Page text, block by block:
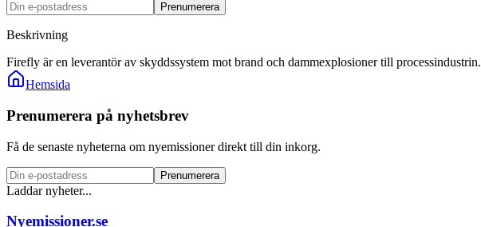
Prenumerera
Beskrivning
Firefly är en leverantör av skyddssystem mot brand och dammexplosioner till processindustrin.
Hemsida
Prenumerera på nyhetsbrev
Få de senaste nyheterna om nyemissioner direkt till din inkorg.
Prenumerera
Laddar nyheter...
Nyemissioner.se